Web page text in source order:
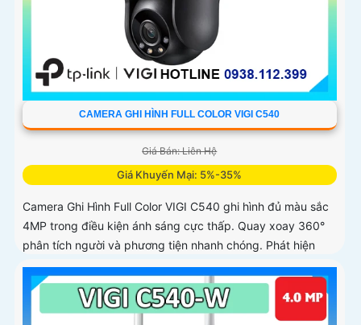
CAMERA GHI HÌNH FULL COLOR VIGI C540
Giá Bán: Liên Hệ
Giá Khuyến Mại: 5%-35%
Camera Ghi Hình Full Color VIGI C540 ghi hình đủ màu sắc
4MP trong điều kiện ánh sáng cực thấp. Quay xoay 360°
phân tích người và phương tiện nhanh chóng. Phát hiện
thông minh xâm nhập khu vực